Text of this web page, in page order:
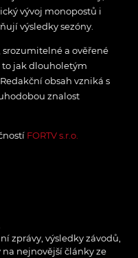
vývoj monopostů i
výsledky sezóny.
a ověřené
to jak dlouholetým
obsah vzniká s
znalost
FORTV s.r.o.
zprávy, výsledky závodů,
na nejnovější články ze